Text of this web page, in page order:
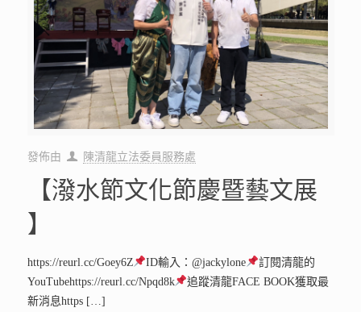
發佈由 陳清龍立法委員服務處
【潑水節文化節慶暨藝文展
】
https://reurl.cc/Goey6Z ID輸入：@jackylone
訂閱清龍的
YouTubehttps://reurl.cc/Npqd8k
追蹤清龍FACE BOOK獲取最
新消息https[…]